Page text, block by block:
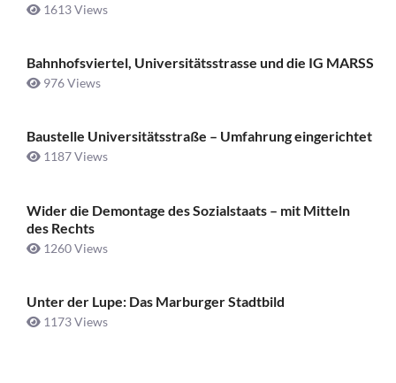
1613 Views
Bahnhofsviertel, Universitätsstrasse und die IG MARSS
976 Views
Baustelle Universitätsstraße ­– Umfahrung eingerichtet
1187 Views
Wider die Demontage des Sozialstaats – mit Mitteln
des Rechts
1260 Views
Unter der Lupe: Das Marburger Stadtbild
1173 Views